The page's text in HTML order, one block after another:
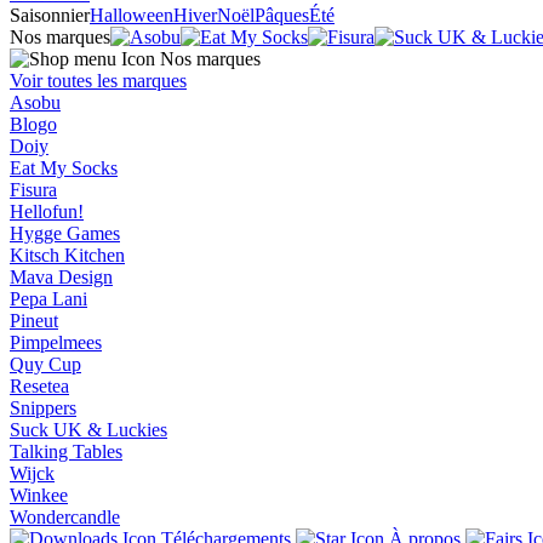
SaisonnierHalloweenHiverNoëlPâquesÉté
Nos marques
Nos marques
Voir toutes les marques
Asobu
Blogo
Doiy
Eat My Socks
Fisura
Hellofun!
Hygge Games
Kitsch Kitchen
Mava Design
Pepa Lani
Pineut
Pimpelmees
Quy Cup
Resetea
Snippers
Suck UK & Luckies
Talking Tables
Wijck
Winkee
Wondercandle